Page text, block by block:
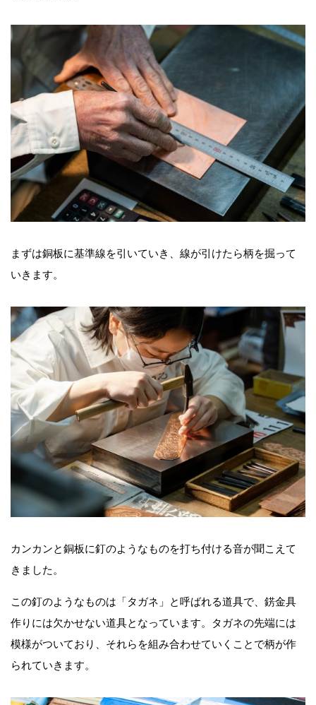
まずは銅板に基準線を引いていき、線が引けたら柄を掘って
いきます。
カンカンと銅板に釘のようなものを打ち付ける音が聞こえて
きました。
この釘のようなものは「タガネ」と呼ばれる道具で、錺金具
作りには欠かせない道具となっています。タガネの先端には
模様がついており、それらを組み合わせていくことで柄が作
られていきます。